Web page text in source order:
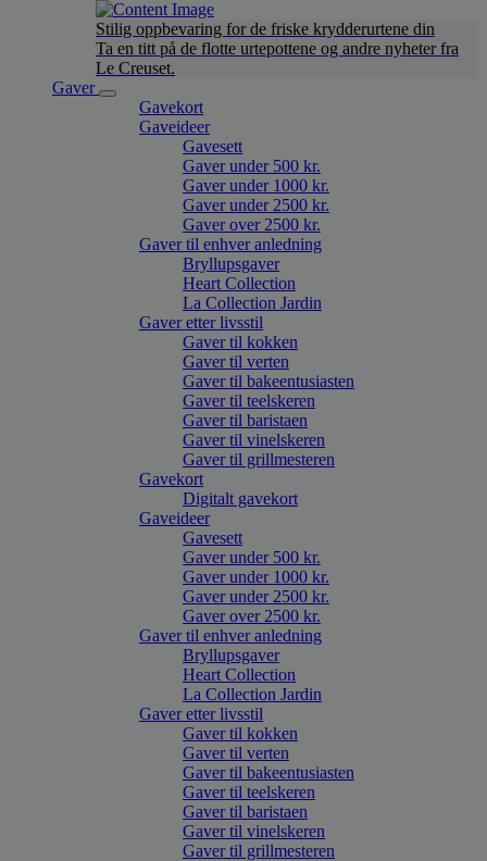
Stilig oppbevaring for de friske krydderurtene din
Ta en titt på de flotte urtepottene og andre nyheter fra
Le Creuset.
Gaver
Gavekort
Gaveideer
Gavesett
Gaver under 500 kr.
Gaver under 1000 kr.
Gaver under 2500 kr.
Gaver over 2500 kr.
Gaver til enhver anledning
Bryllupsgaver
Heart Collection
La Collection Jardin
Gaver etter livsstil
Gaver til kokken
Gaver til verten
Gaver til bakeentusiasten
Gaver til teelskeren
Gaver til baristaen
Gaver til vinelskeren
Gaver til grillmesteren
Gavekort
Digitalt gavekort
Gaveideer
Gavesett
Gaver under 500 kr.
Gaver under 1000 kr.
Gaver under 2500 kr.
Gaver over 2500 kr.
Gaver til enhver anledning
Bryllupsgaver
Heart Collection
La Collection Jardin
Gaver etter livsstil
Gaver til kokken
Gaver til verten
Gaver til bakeentusiasten
Gaver til teelskeren
Gaver til baristaen
Gaver til vinelskeren
Gaver til grillmesteren